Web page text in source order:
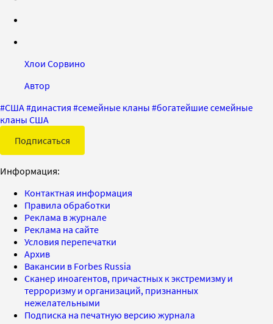
Хлои Сорвино
Автор
#США#династия #семейные кланы #богатейшие семейные
кланы США
Подписаться
Информация:
Контактная информация
Правила обработки
Реклама в журнале
Реклама на сайте
Условия перепечатки
Архив
Вакансии в Forbes Russia
Сканер иноагентов, причастных к экстремизму и
терроризму и организаций, признанных
нежелательными
Подписка на печатную версию журнала